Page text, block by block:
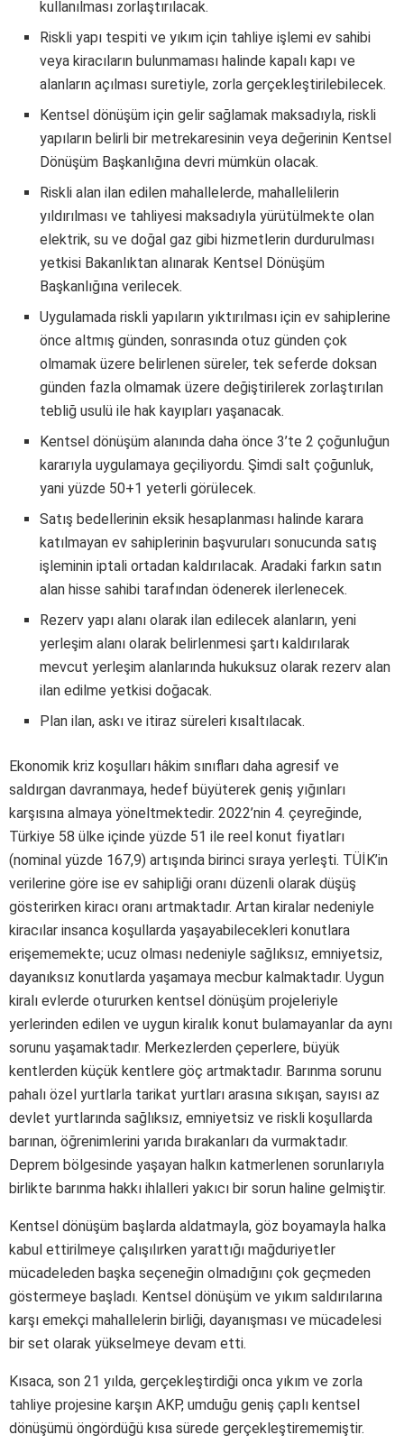
kullanılması zorlaştırılacak.
Riskli yapı tespiti ve yıkım için tahliye işlemi ev sahibi
veya kiracıların bulunmaması halinde kapalı kapı ve
alanların açılması suretiyle, zorla gerçekleştirilebilecek.
Kentsel dönüşüm için gelir sağlamak maksadıyla, riskli
yapıların belirli bir metrekaresinin veya değerinin Kentsel
Dönüşüm Başkanlığına devri mümkün olacak.
Riskli alan ilan edilen mahallelerde, mahallelilerin
yıldırılması ve tahliyesi maksadıyla yürütülmekte olan
elektrik, su ve doğal gaz gibi hizmetlerin durdurulması
yetkisi Bakanlıktan alınarak Kentsel Dönüşüm
Başkanlığına verilecek.
Uygulamada riskli yapıların yıktırılması için ev sahiplerine
önce altmış günden, sonrasında otuz günden çok
olmamak üzere belirlenen süreler, tek seferde doksan
günden fazla olmamak üzere değiştirilerek zorlaştırılan
tebliğ usulü ile hak kayıpları yaşanacak.
Kentsel dönüşüm alanında daha önce 3’te 2 çoğunluğun
kararıyla uygulamaya geçiliyordu. Şimdi salt çoğunluk,
yani yüzde 50+1 yeterli görülecek.
Satış bedellerinin eksik hesaplanması halinde karara
katılmayan ev sahiplerinin başvuruları sonucunda satış
işleminin iptali ortadan kaldırılacak. Aradaki farkın satın
alan hisse sahibi tarafından ödenerek ilerlenecek.
Rezerv yapı alanı olarak ilan edilecek alanların, yeni
yerleşim alanı olarak belirlenmesi şartı kaldırılarak
mevcut yerleşim alanlarında hukuksuz olarak rezerv alan
ilan edilme yetkisi doğacak.
Plan ilan, askı ve itiraz süreleri kısaltılacak.
Ekonomik kriz koşulları hâkim sınıfları daha agresif ve
saldırgan davranmaya, hedef büyüterek geniş yığınları
karşısına almaya yöneltmektedir. 2022’nin 4. çeyreğinde,
Türkiye 58 ülke içinde yüzde 51 ile reel konut fiyatları
(nominal yüzde 167,9) artışında birinci sıraya yerleşti. TÜİK’in
verilerine göre ise ev sahipliği oranı düzenli olarak düşüş
gösterirken kiracı oranı artmaktadır. Artan kiralar nedeniyle
kiracılar insanca koşullarda yaşayabilecekleri konutlara
erişememekte; ucuz olması nedeniyle sağlıksız, emniyetsiz,
dayanıksız konutlarda yaşamaya mecbur kalmaktadır. Uygun
kiralı evlerde otururken kentsel dönüşüm projeleriyle
yerlerinden edilen ve uygun kiralık konut bulamayanlar da aynı
sorunu yaşamaktadır. Merkezlerden çeperlere, büyük
kentlerden küçük kentlere göç artmaktadır. Barınma sorunu
pahalı özel yurtlarla tarikat yurtları arasına sıkışan, sayısı az
devlet yurtlarında sağlıksız, emniyetsiz ve riskli koşullarda
barınan, öğrenimlerini yarıda bırakanları da vurmaktadır.
Deprem bölgesinde yaşayan halkın katmerlenen sorunlarıyla
birlikte barınma hakkı ihlalleri yakıcı bir sorun haline gelmiştir.
Kentsel dönüşüm başlarda aldatmayla, göz boyamayla halka
kabul ettirilmeye çalışılırken yarattığı mağduriyetler
mücadeleden başka seçeneğin olmadığını çok geçmeden
göstermeye başladı. Kentsel dönüşüm ve yıkım saldırılarına
karşı emekçi mahallelerin birliği, dayanışması ve mücadelesi
bir set olarak yükselmeye devam etti.
Kısaca, son 21 yılda, gerçekleştirdiği onca yıkım ve zorla
tahliye projesine karşın AKP, umduğu geniş çaplı kentsel
dönüşümü öngördüğü kısa sürede gerçekleştirememiştir.